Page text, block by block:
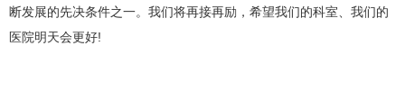
断发展的先决条件之一。我们将再接再励，希望我们的科室、我们的
医院明天会更好!